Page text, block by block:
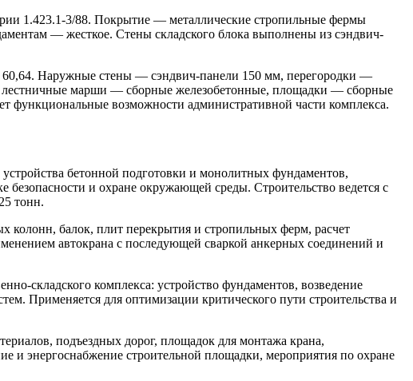
1.423.1-3/88. Покрытие — металлические стропильные фермы
— жесткое. Стены складского блока выполнены из сэндвич-
Наружные стены — сэндвич-панели 150 мм, перегородки —
марши — сборные железобетонные, площадки — сборные
функциональные возможности административной части комплекса.
бетонной подготовки и монолитных фундаментов,
и охране окружающей среды. Строительство ведется с
тонн.
колонн, балок, плит перекрытия и стропильных ферм, расчет
автокрана с последующей сваркой анкерных соединений и
складского комплекса: устройство фундаментов, возведение
Применяется для оптимизации критического пути строительства и
подъездных дорог, площадок для монтажа крана,
и энергоснабжение строительной площадки, мероприятия по охране